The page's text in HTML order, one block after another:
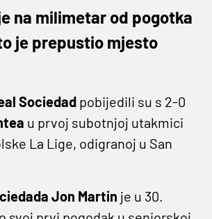
na milimetar od pogotka
je prepustio mjesto
Sociedad pobijedili su s 2-0
u prvoj subotnjoj utakmici
La Lige, odigranoj u San
Jon Martin je u 30.